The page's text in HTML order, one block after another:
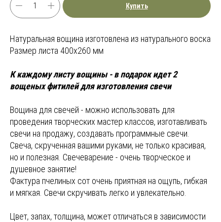
Купить
Натуральная вощина изготовлена из натурального воска
Размер листа 400х260 мм
К каждому листу вощины - в подарок идет 2
вощеных фитилей для изготовления свечи
Вощина для свечей - можно использовать для
проведения творческих мастер классов, изготавливать
свечи на продажу, создавать программные свечи.
Свеча, скрученная вашими руками, не только красивая,
но и полезная. Свечеварение - очень творческое и
душевное занятие!
Фактура пчелиных сот очень приятная на ощупь, гибкая
и мягкая. Свечи скручивать легко и увлекательно.
Цвет, запах, толщина, может отличаться в зависимости